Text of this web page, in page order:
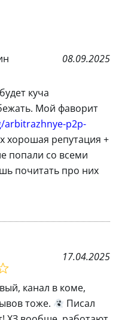
08.09.2025
куча
Мой фаворит
p2p-
хорошая репутация +
попали со всеми
почитать про них
17.04.2025
канал в коме,
тоже.
Писал